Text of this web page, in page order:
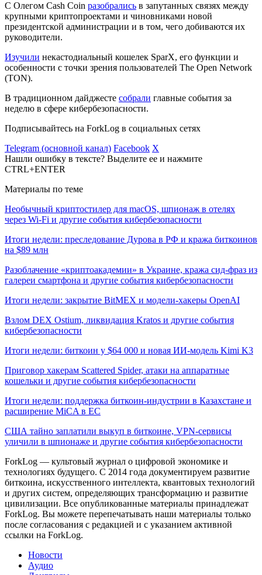
С Олегом Cash Coin разобрались в запутанных связях между
крупными криптопроектами и чиновниками новой
президентской администрации и в том, чего добиваются их
руководители.
Изучили некастодиальный кошелек SparX, его функции и
особенности с точки зрения пользователей The Open Network
(TON).
В традиционном дайджесте собрали главные события за
неделю в сфере кибербезопасности.
Подписывайтесь на ForkLog в социальных сетях
Telegram (основной канал) Facebook X
Нашли ошибку в тексте? Выделите ее и нажмите
CTRL+ENTER
Материалы по теме
Необычный криптостилер для macOS, шпионаж в отелях
через Wi-Fi и другие события кибербезопасности
Итоги недели: преследование Дурова в РФ и кража биткоинов
на $89 млн
Разоблачение «криптоакадемии» в Украине, кража сид-фраз из
галереи смартфона и другие события кибербезопасности
Итоги недели: закрытие BitMEX и модели-хакеры OpenAI
Взлом DEX Ostium, ликвидация Kratos и другие события
кибербезопасности
Итоги недели: биткоин у $64 000 и новая ИИ-модель Kimi K3
Приговор хакерам Scattered Spider, атаки на аппаратные
кошельки и другие события кибербезопасности
Итоги недели: поддержка биткоин-индустрии в Казахстане и
расширение MiCA в ЕС
США тайно заплатили выкуп в биткоине, VPN-сервисы
уличили в шпионаже и другие события кибербезопасности
ForkLog — культовый журнал о цифровой экономике и
технологиях будущего. С 2014 года документируем развитие
биткоина, искусственного интеллекта, квантовых технологий
и других систем, определяющих трансформацию и развитие
цивилизации. Все опубликованные материалы принадлежат
ForkLog. Вы можете перепечатывать наши материалы только
после согласования с редакцией и с указанием активной
ссылки на ForkLog.
Новости
Аудио